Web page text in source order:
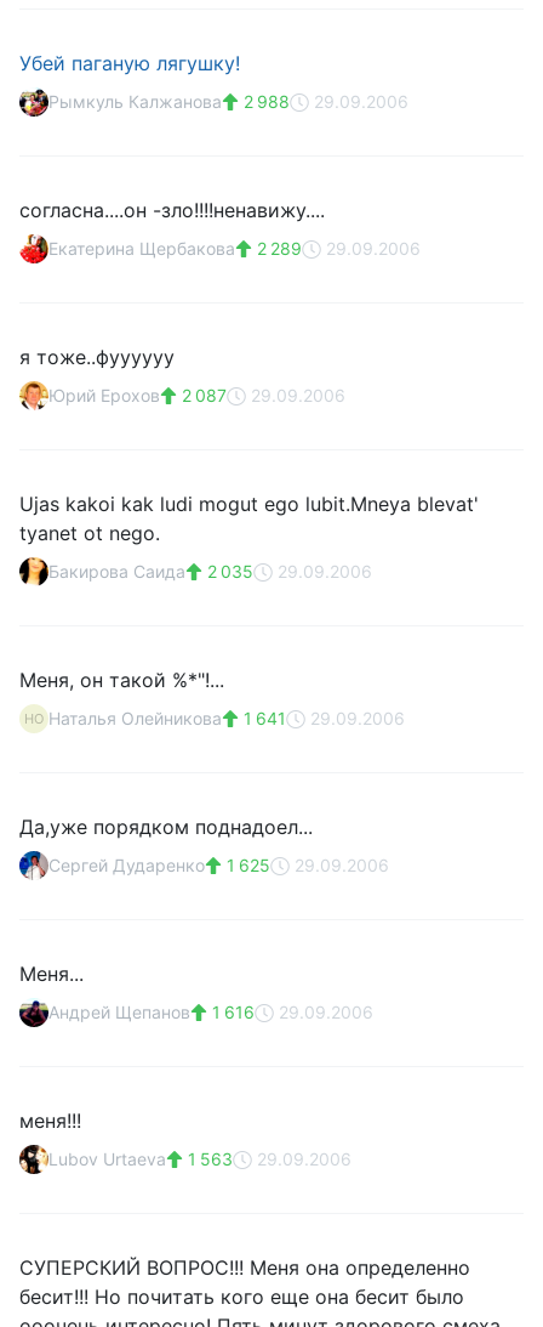
Убей паганую лягушку!
Рымкуль Калжанова 2 988 29.09.2006
согласна....он -зло!!!!ненавижу....
Екатерина Щербакова 2 289 29.09.2006
я тоже..фуууууу
Юрий Ерохов 2 087 29.09.2006
Ujas kakoi kak ludi mogut ego lubit.Mneya blevat'
tyanet ot nego.
Бакирова Саида 2 035 29.09.2006
Меня, он такой %*"!...
НО Наталья Олейникова 1 641 29.09.2006
Да,уже порядком поднадоел...
Сергей Дударенко 1 625 29.09.2006
Меня...
Андрей Щепанов 1 616 29.09.2006
меня!!!
Lubov Urtaeva 1 563 29.09.2006
СУПЕРСКИЙ ВОПРОС!!! Меня она определенно
бесит!!! Но почитать кого еще она бесит было